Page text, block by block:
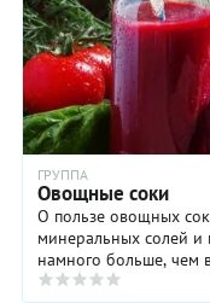
ГРУППА
Овощные соки
О пользе овощных
минеральных солей
намного больше, чем
них содержится